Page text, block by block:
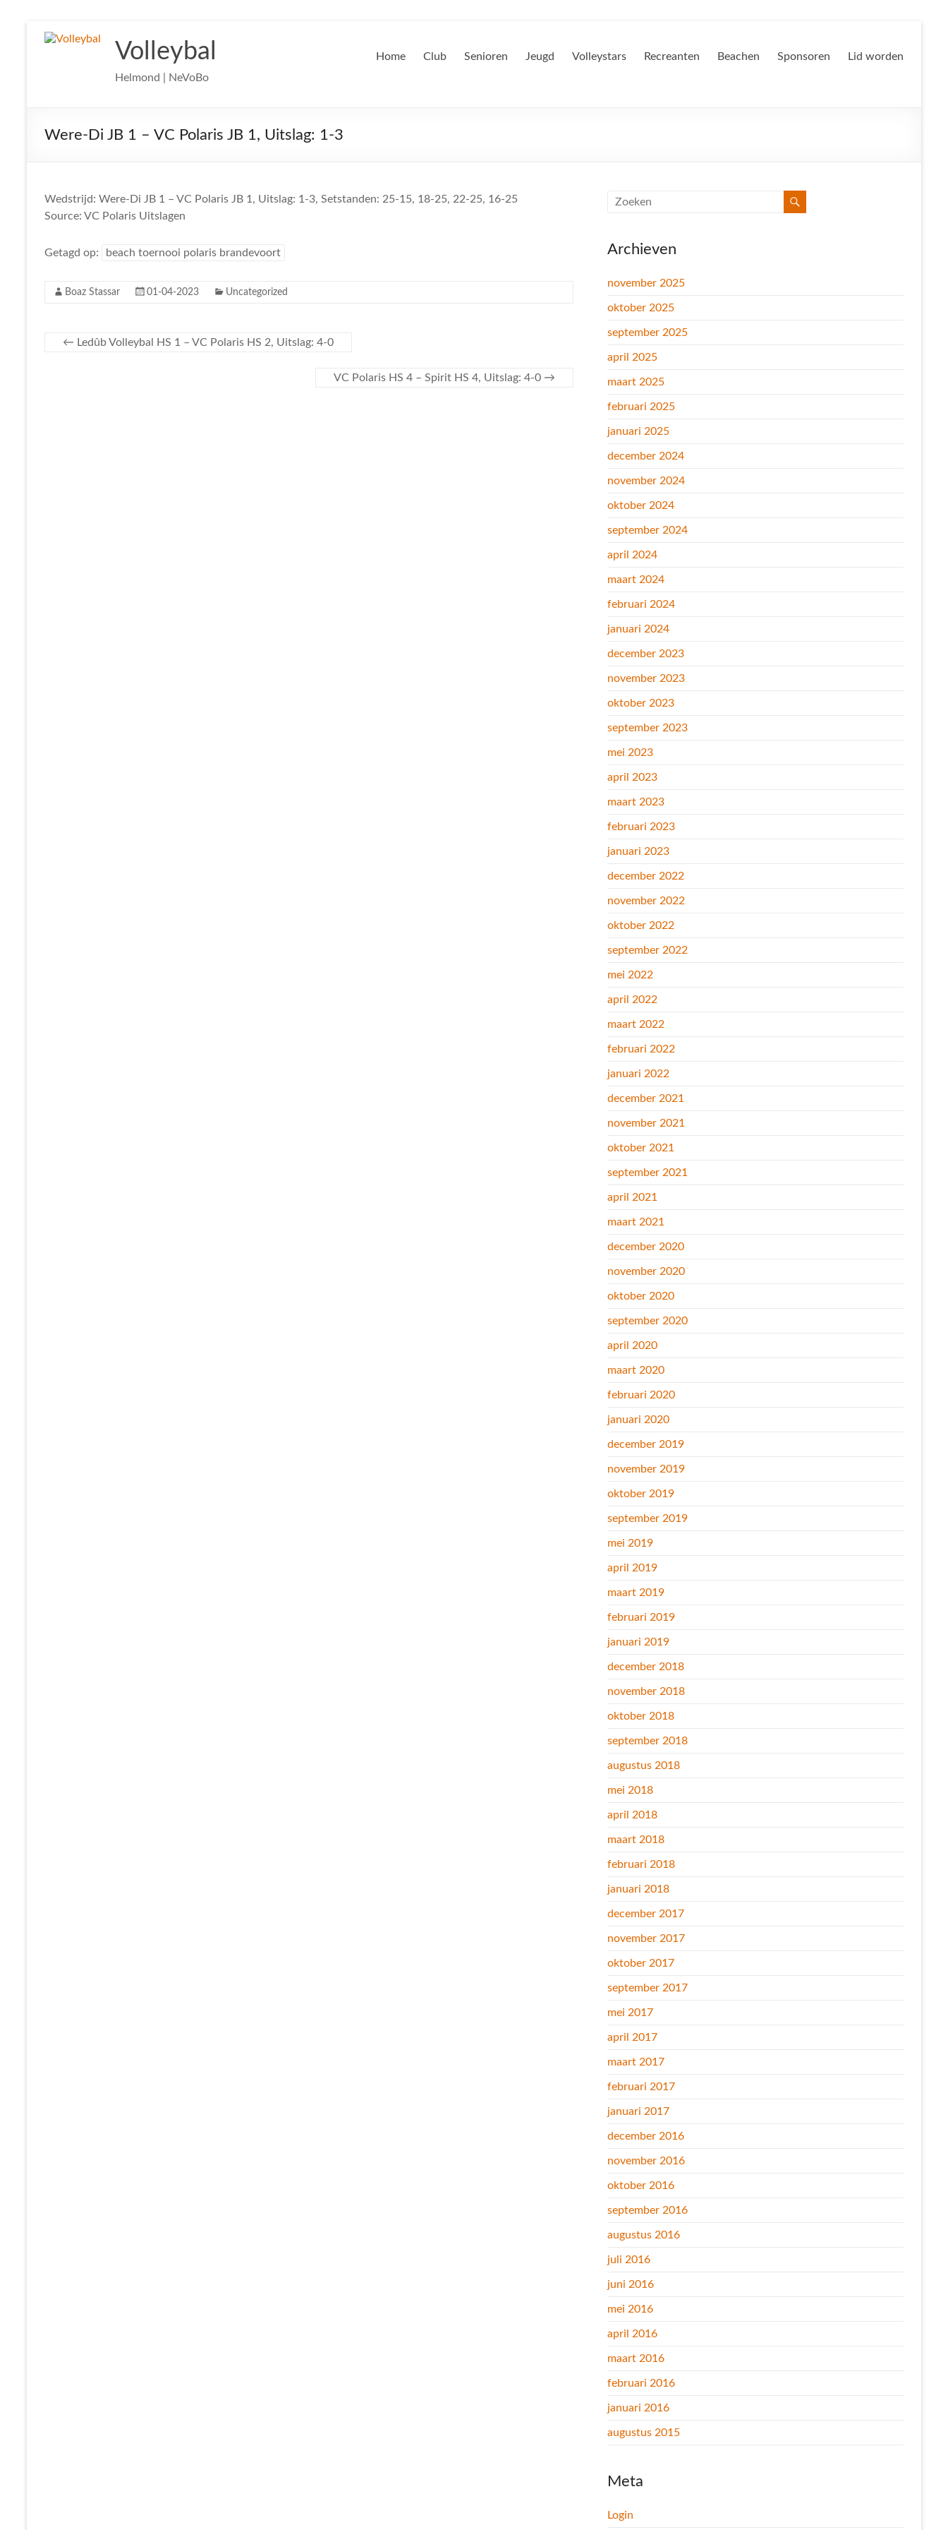
naar
Volleybal
Helmond | NeVoBo
Home Club Senioren Jeugd Volleystars Recreanten Beachen Sponsoren Lid worden
Were-Di JB 1 – VC Polaris JB 1, Uitslag: 1-3
Wedstrijd: Were-Di JB 1 – VC Polaris JB 1, Uitslag: 1-3, Setstanden: 25-15, 18-25, 22-25, 16-25
Source: VC Polaris Uitslagen
Getagd op: beach toernooi polaris brandevoort
Boaz Stassar 01-04-2023 Uncategorized
← Ledûb Volleybal HS 1 – VC Polaris HS 2, Uitslag: 4-0
VC Polaris HS 4 – Spirit HS 4, Uitslag: 4-0 →
Archieven
november 2025
oktober 2025
september 2025
april 2025
maart 2025
februari 2025
januari 2025
december 2024
november 2024
oktober 2024
september 2024
april 2024
maart 2024
februari 2024
januari 2024
december 2023
november 2023
oktober 2023
september 2023
mei 2023
april 2023
maart 2023
februari 2023
januari 2023
december 2022
november 2022
oktober 2022
september 2022
mei 2022
april 2022
maart 2022
februari 2022
januari 2022
december 2021
november 2021
oktober 2021
september 2021
april 2021
maart 2021
december 2020
november 2020
oktober 2020
september 2020
april 2020
maart 2020
februari 2020
januari 2020
december 2019
november 2019
oktober 2019
september 2019
mei 2019
april 2019
maart 2019
februari 2019
januari 2019
december 2018
november 2018
oktober 2018
september 2018
augustus 2018
mei 2018
april 2018
maart 2018
februari 2018
januari 2018
december 2017
november 2017
oktober 2017
september 2017
mei 2017
april 2017
maart 2017
februari 2017
januari 2017
december 2016
november 2016
oktober 2016
september 2016
augustus 2016
juli 2016
juni 2016
mei 2016
april 2016
maart 2016
februari 2016
januari 2016
augustus 2015
Meta
Login